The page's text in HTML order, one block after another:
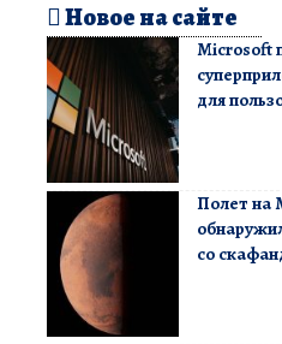
Новое на сайте
Microsoft
для
Полет на
со